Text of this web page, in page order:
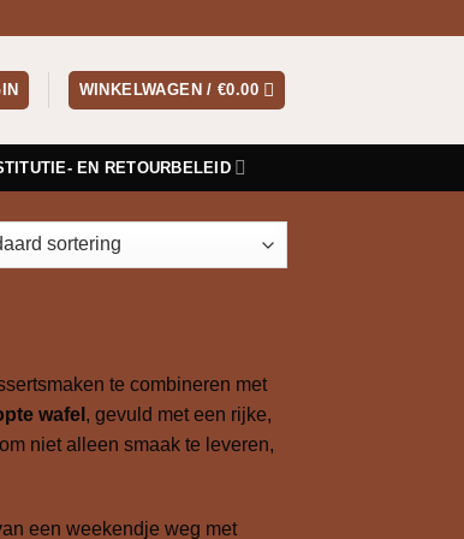
WINKELWAGEN /€0.00
EN RETOURBELEID
te combineren met
wafel , gevuld met een rijke,
niet alleen smaak te leveren,
een weekendje weg met